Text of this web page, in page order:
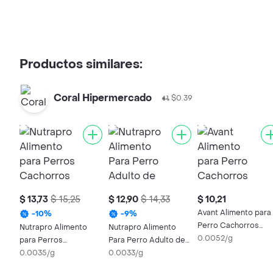
Productos similares:
Coral Hipermercado $0.39
$ 13,73 $ 15,25
-10%
Nutrapro Alimento
para Perros
Cachorros de Raza
0.0035/g
$ 12,90 $ 14,33
-9%
Nutrapro Alimento
Para Perro Adulto de
Razas Pequeñas
0.0033/g
$ 10,21
Avant Alimento para
Perro Cachorros
Sabor a Pollo
0.0052/g